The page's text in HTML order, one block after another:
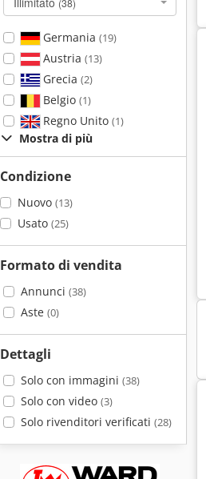
(38)
Germania (19)
Austria (13)
Grecia (2)
Belgio (1)
Regno Unito (1)
Mostra di più
Condizione
Nuovo (13)
Usato (25)
Formato di vendita
Annunci (38)
Aste (0)
Dettagli
Solo con immagini (38)
Solo con video (3)
Solo rivenditori verificati (28)